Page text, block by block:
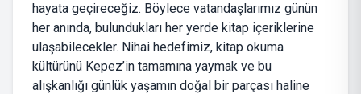
hayata geçireceğiz. Böylece vatandaşlarımız günün
her anında, bulundukları her yerde kitap içeriklerine
ulaşabilecekler. Nihai hedefimiz, kitap okuma
kültürünü Kepez’in tamamına yaymak ve bu
alışkanlığı günlük yaşamın doğal bir parçası haline